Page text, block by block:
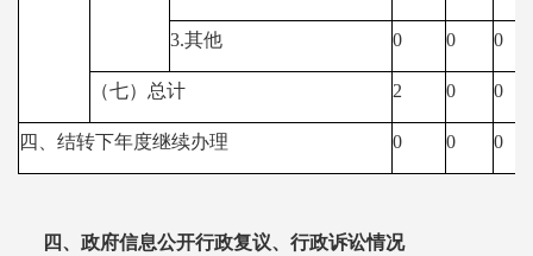
3.其他 0 0 0
（七）总计 2 0 0
四、结转下年度继续办理 0 0 0
四、政府信息公开行政复议、行政诉讼情况